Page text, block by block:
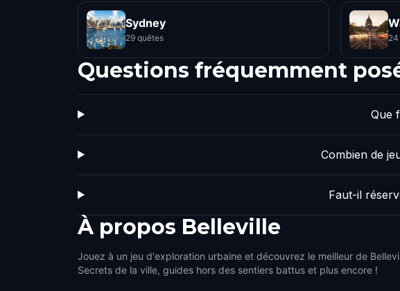
Sydney
29 quêtes 24
Questions fréquemment
Que
Combien de
Faut-il
À propos Belleville
Jouez à un jeu d'exploration urbaine et découvrez le meilleur de
Secrets de la ville, guides hors des sentiers battus et plus encore !